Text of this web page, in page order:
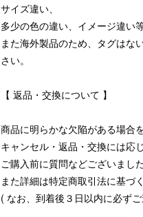
サイズ違い、
多少の色の違い、イメージ違い
また海外製品のため、タグはな
さい。
【 返品・交換について 】
商品に明らかな欠陥がある場合
キャンセル・返品・交換には応
ご購入前に質問などございまし
また詳細は特定商取引法に基づ
( なお、到着後３日以内に必ず